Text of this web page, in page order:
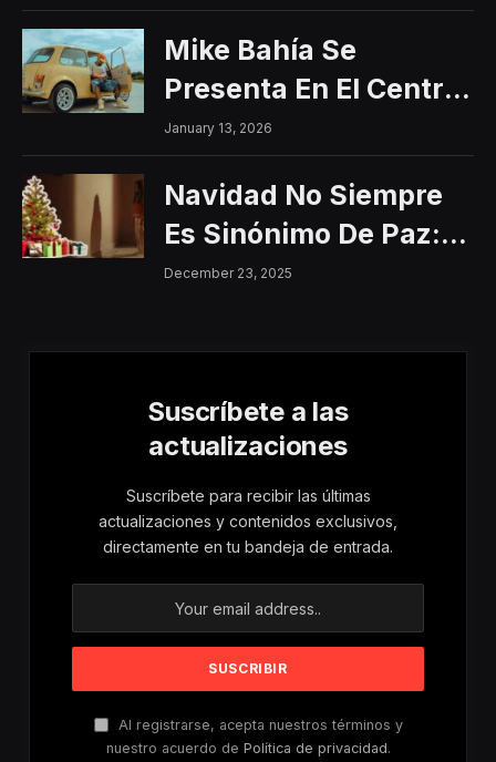
Mike Bahía Se
Presenta En El Centro
Histórico Con Un
Concierto Gratuito
January 13, 2026
Navidad No Siempre
Es Sinónimo De Paz:
Aumentan Los
Para Mujeres Y Niñas
December 23, 2025
Suscríbete a las
actualizaciones
Suscríbete para recibir las últimas
actualizaciones y contenidos exclusivos,
directamente en tu bandeja de entrada.
Al registrarse, acepta nuestros términos y
nuestro acuerdo de Política de privacidad.